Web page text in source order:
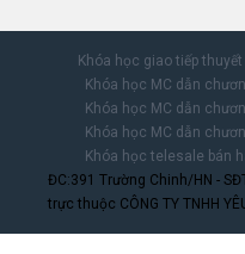
Khóa học giao tiếp
Khóa học MC dẫn
Khóa học MC dẫn
Khóa học MC dẫn
Khóa học telesale bán
ĐC:391 Trường Chinh/HN -
trực thuộc CÔNG TY TNHH